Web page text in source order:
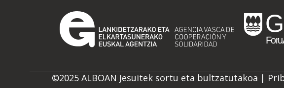
©2025 ALBOAN Jesuitek sortu eta bultzatutakoa |